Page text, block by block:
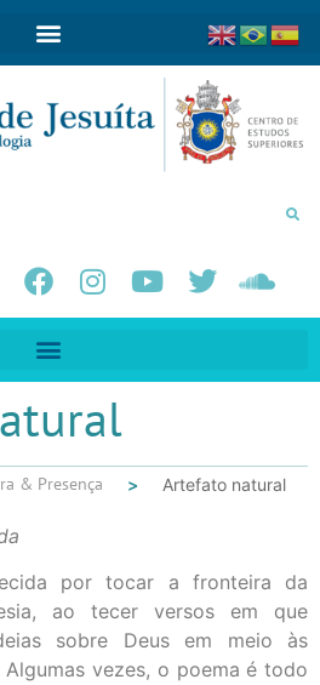
& Presença Artefato natural
por tocar a fronteira da
ao tecer versos em que
sobre Deus em meio às
vezes, o poema é todo